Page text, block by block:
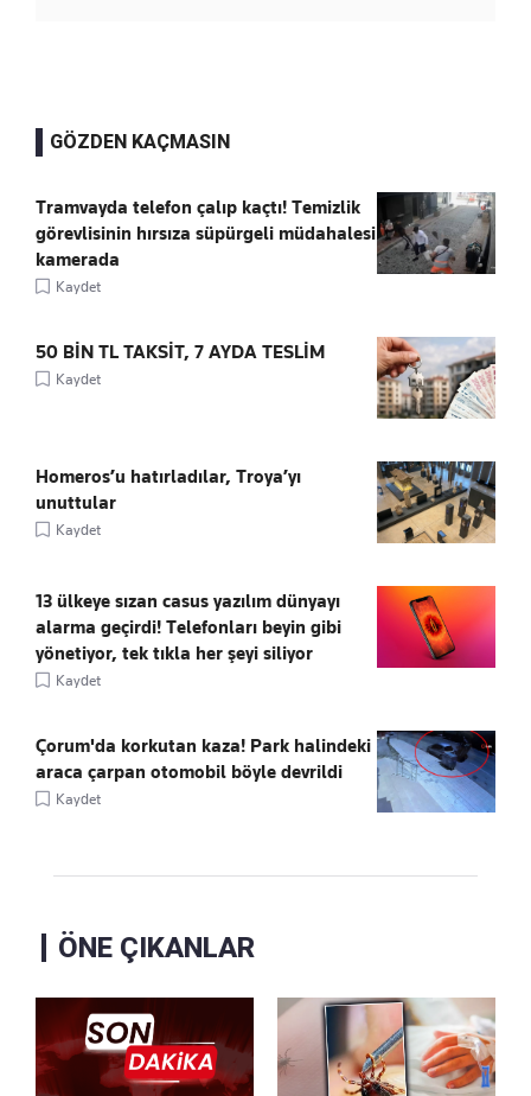
GÖZDEN KAÇMASIN
Tramvayda telefon çalıp kaçtı! Temizlik
görevlisinin hırsıza süpürgeli müdahalesi
kamerada
Kaydet
50 BİN TL TAKSİT, 7 AYDA TESLİM
Kaydet
Homeros’u hatırladılar, Troya’yı
unuttular
Kaydet
13 ülkeye sızan casus yazılım dünyayı
alarma geçirdi! Telefonları beyin gibi
yönetiyor, tek tıkla her şeyi siliyor
Kaydet
Çorum'da korkutan kaza! Park halindeki
araca çarpan otomobil böyle devrildi
Kaydet
ÖNE ÇIKANLAR